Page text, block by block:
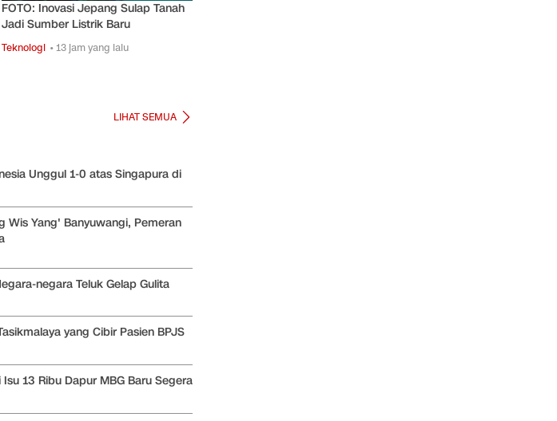
FOTO: Inovasi Jepang Sulap Tanah
Jadi Sumber Listrik Baru
Teknologi • 13 jam yang lalu
LIHAT SEMUA
Unggul 1-0 atas Singapura di
Wis Yang' Banyuwangi, Pemeran
negara Teluk Gelap Gulita
yang Cibir Pasien BPJS
Isu 13 Ribu Dapur MBG Baru Segera